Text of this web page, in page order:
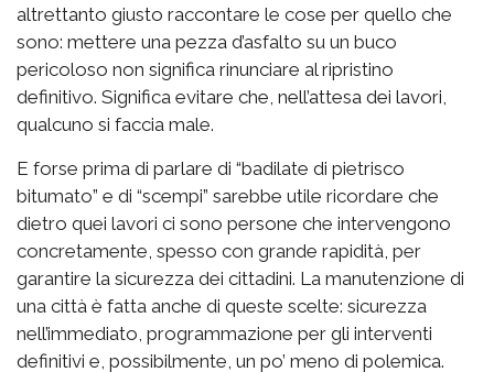
altrettanto giusto raccontare le cose per quello che
sono: mettere una pezza d’asfalto su un buco
pericoloso non significa rinunciare al ripristino
definitivo. Significa evitare che, nell’attesa dei lavori,
qualcuno si faccia male.
E forse prima di parlare di “badilate di pietrisco
bitumato” e di “scempi” sarebbe utile ricordare che
dietro quei lavori ci sono persone che intervengono
concretamente, spesso con grande rapidità, per
garantire la sicurezza dei cittadini. La manutenzione di
una città è fatta anche di queste scelte: sicurezza
nell’immediato, programmazione per gli interventi
definitivi e, possibilmente, un po’ meno di polemica.